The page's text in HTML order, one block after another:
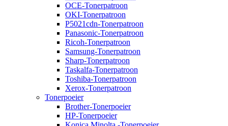
OCE-Tonerpatroon
OKI-Tonerpatroon
P5021cdn-Tonerpatroon
Panasonic-Tonerpatroon
Ricoh-Tonerpatroon
Samsung-Tonerpatroon
Sharp-Tonerpatroon
Taskalfa-Tonerpatroon
Toshiba-Tonerpatroon
Xerox-Tonerpatroon
Tonerpoeier
Brother-Tonerpoeier
HP-Tonerpoeier